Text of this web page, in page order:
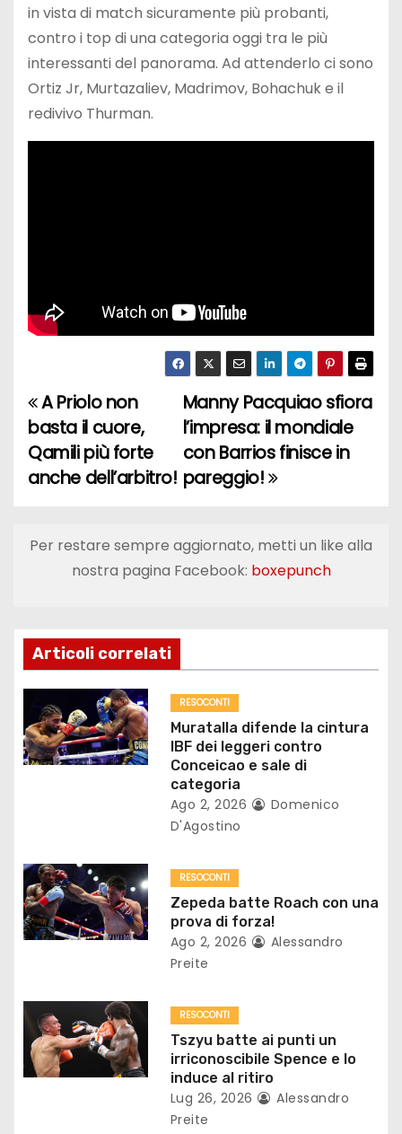
in vista di match sicuramente più probanti,
contro i top di una categoria oggi tra le più
interessanti del panorama. Ad attenderlo ci sono
Ortiz Jr, Murtazaliev, Madrimov, Bohachuk e il
redivivo Thurman.
N
a
v
g
z
i
o
n
r
t
i
o
l
i
Manny Pacquiao sfiora
l’impresa: il mondiale
con Barrios finisce in
pareggio!
A Priolo non
basta il cuore,
Qamili più forte
anche dell’arbitro!
Per restare sempre aggiornato, metti un like alla
nostra pagina Facebook: boxepunch
Articoli correlati
RESOCONTI
Muratalla difende la cintura
IBF dei leggeri contro
Conceicao e sale di
categoria
Ago 2, 2026
Domenico
D'Agostino
RESOCONTI
Zepeda batte Roach con una
prova di forza!
Ago 2, 2026
Alessandro
Preite
RESOCONTI
Tszyu batte ai punti un
irriconoscibile Spence e lo
induce al ritiro
Lug 26, 2026
Alessandro
Preite